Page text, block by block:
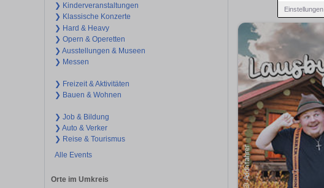
Einstellungen
❯ Kinderveranstaltungen
❯ Klassische Konzerte
❯ Hard & Heavy
❯ Opern & Operetten
❯ Ausstellungen & Museen
❯ Messen
❯ Freizeit & Aktivitäten
❯ Bauen & Wohnen
❯ Job & Bildung
❯ Auto & Verker
❯ Reise & Tourismus
Alle Events
Orte im Umkreis